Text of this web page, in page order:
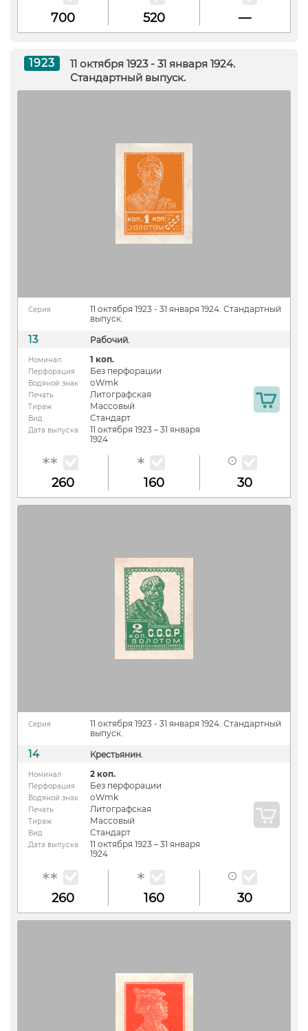
700 520 —
1923
11 октября 1923 - 31 января 1924.
Стандартный выпуск.
Серия
11 октября 1923 - 31 января 1924. Стандартный
выпуск.
13 Рабочий.
Номинал 1 коп.
Перфорация Без перфорации
Водяной знак oWmk
Печать Литографская
Тираж Массовый
Вид Стандарт
Дата выпуска
11 октября 1923 – 31 января
1924
260 160 30
Серия
11 октября 1923 - 31 января 1924. Стандартный
выпуск.
14 Крестьянин.
Номинал 2 коп.
Перфорация Без перфорации
Водяной знак oWmk
Печать Литографская
Тираж Массовый
Вид Стандарт
Дата выпуска
11 октября 1923 – 31 января
1924
260 160 30